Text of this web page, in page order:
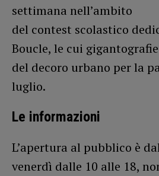
settimana nell’ambito
del contest scolastico
Boucle, le cui
del decoro urbano per la
luglio.
Le informazioni
L’apertura al pubblico è
venerdì dalle 10 alle 18,